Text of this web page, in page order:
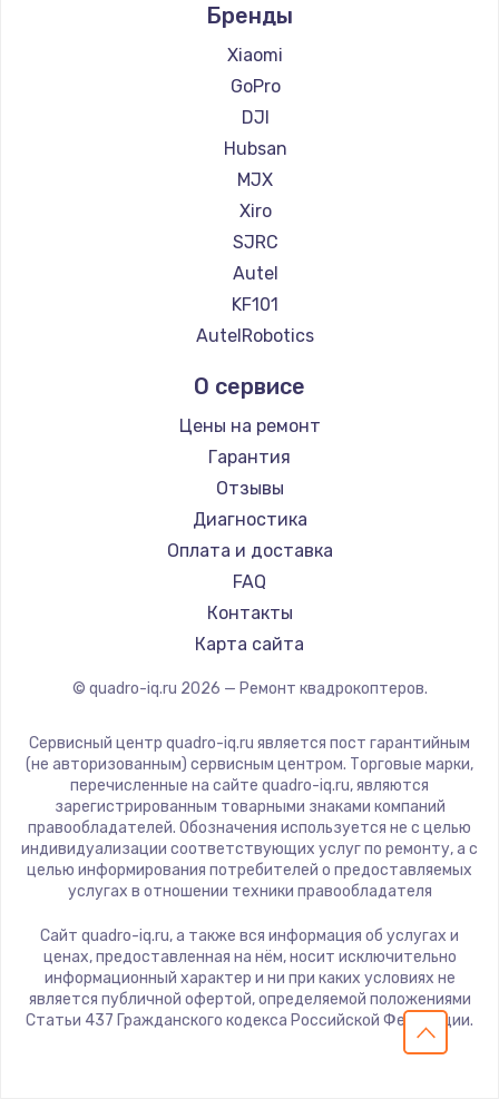
Заказать
Замена регулятора режимов конфорки
900 руб.
Заказать
Замена сенсорного датчика
1300 руб.
Заказать
Замена сигнальной лампы
Заказать
Замена системной платы
1500 руб.
Заказать
Замена температурного датчика
2500 руб.
Заказать
1300 руб.
Заказать
Техобслуживание
900 руб.
Заказать
Установка / подключение / демонтаж
1300 руб.
Заказать
Бренды
Xiaomi
GoPro
DJI
Hubsan
MJX
Xiro
SJRC
Autel
KF101
AutelRobotics
О сервисе
Цены на ремонт
Гарантия
Отзывы
Диагностика
Оплата и доставка
FAQ
Контакты
Карта сайта
© quadro-iq.ru 2026 — Ремонт квадрокоптеров.
Сервисный центр quadro-iq.ru является пост гарантийным
(не авторизованным) сервисным центром. Торговые марки,
перечисленные на сайте quadro-iq.ru, являются
зарегистрированным товарными знаками компаний
правообладателей. Обозначения используется не с целью
индивидуализации соответствующих услуг по ремонту, а с
целью информирования потребителей о предоставляемых
услугах в отношении техники правообладателя
Сайт quadro-iq.ru, а также вся информация об услугах и
ценах, предоставленная на нём, носит исключительно
информационный характер и ни при каких условиях не
является публичной офертой, определяемой положениями
Статьи 437 Гражданского кодекса Российской Федерации.